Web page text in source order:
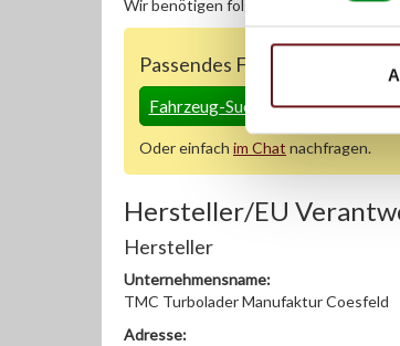
Wir benötigen folgende Fahrzeugdaten:
Passendes Fahrzeug nicht
Fahrzeug-Suche für AT-
Oder einfach im Chat nachfragen.
Hersteller/EU
Hersteller
Unternehmensname:
TMC Turbolader Manufaktur Coesfeld
Adresse: